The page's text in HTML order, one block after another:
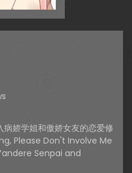
娇学姐和傲娇女友的恋爱修
Please Don't Involve Me
Senpai and